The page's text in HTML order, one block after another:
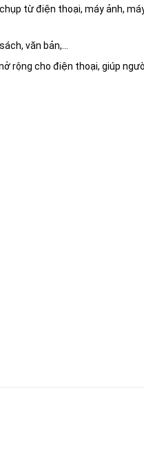
từ điện thoại, máy ảnh,
văn bản,…
rộng cho điện thoại, giúp